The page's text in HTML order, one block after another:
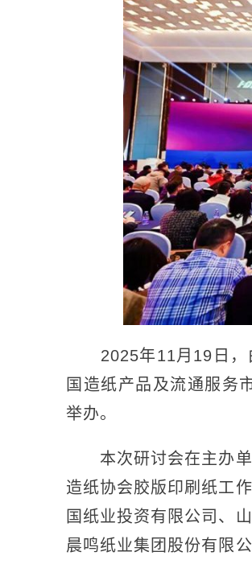
2025年11月19日，
国造纸产品及流通服务
举办。
本次研讨会在主办单
造纸协会胶版印刷纸工
国纸业投资有限公司、
晨鸣纸业集团股份有限